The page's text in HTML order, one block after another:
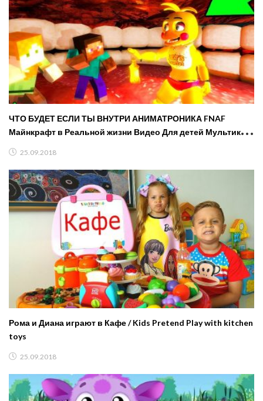
ЧТО БУДЕТ ЕСЛИ ТЫ ВНУТРИ АНИМАТРОНИКА FNAF
Майнкрафт в Реальной жизни Видео Для детей Мультик
Дети
25.09.2018
Рома и Диана играют в Кафе / Kids Pretend Play with kitchen
toys
25.09.2018